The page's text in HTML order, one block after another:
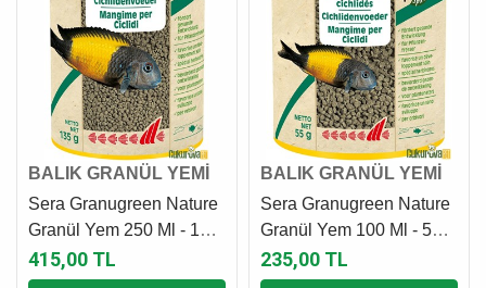
BALIK GRANÜL YEMİ
Sera Granugreen Nature
Granül Yem 250 Ml - 135
Gr
415,00 TL
BALIK GRANÜL YEMİ
Sera Granugreen Nature
Granül Yem 100 Ml - 55
Gr
235,00 TL